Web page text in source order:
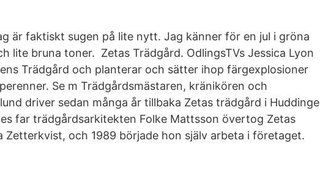
är faktiskt sugen på lite nytt. Jag känner för en jul i gröna
lite bruna toner. Zetas Trädgård. OdlingsTVs Jessica Lyon
Trädgård och planterar och sätter ihop färgexplosioner
Se m Trädgårdsmästaren, kränikören och
driver sedan många år tillbaka Zetas trädgård i Huddinge
far trädgårdsarkitekten Folke Mattsson övertog Zetas
Zetterkvist, och 1989 började hon själv arbeta i företaget.